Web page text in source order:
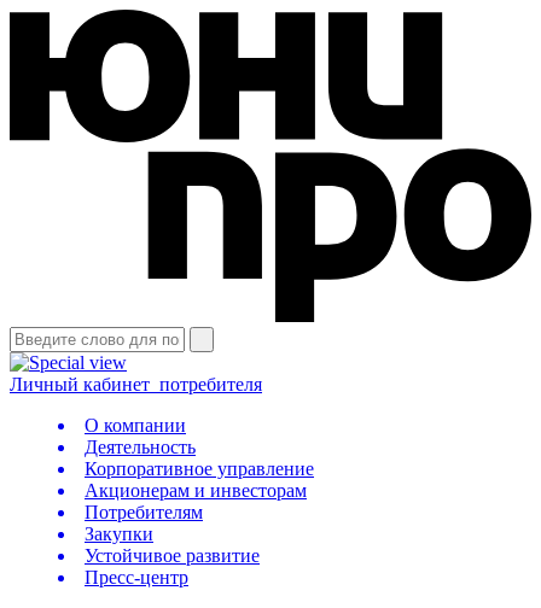
Личный кабинет потребителя
О компании
Деятельность
Корпоративное управление
Акционерам и инвесторам
Потребителям
Закупки
Устойчивое развитие
Пресс-центр